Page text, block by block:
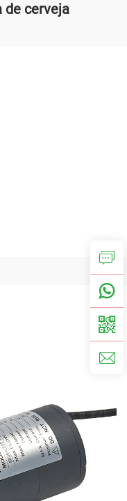
de cerveja